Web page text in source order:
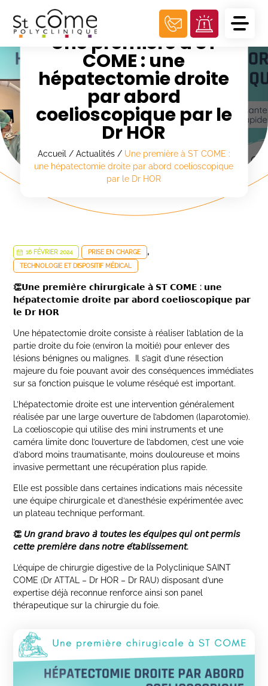
Une première à ST
COME : une
hépatectomie droite
par abord
coelioscopique par le
Dr HOR
Accueil / Actualités/ Une première à ST COME :
une hépatectomie droite par abord coelioscopique
par le Dr HOR
16 FÉVRIER 2024 PRISE EN CHARGE ,
TECHNOLOGIE ET DISPOSITIF MÉDICAL
👏𝗨𝗻𝗲 𝗽𝗿𝗲𝗺𝗶𝗲𝗿𝗲 𝗰𝗵𝗶𝗿𝘂𝗿𝗴𝗶𝗰𝗮𝗹𝗲 𝗮 𝗦𝗧 𝗖𝗢𝗠𝗘 : 𝘂𝗻𝗲
𝗵𝗲𝗽𝗮𝘁𝗲𝗰𝘁𝗼𝗺𝗶𝗲 𝗱𝗿𝗼𝗶𝘁𝗲 𝗽𝗮𝗿 𝗮𝗯𝗼𝗿𝗱 𝗰𝗼𝗲𝗹𝗶𝗼𝘀𝗰𝗼𝗽𝗶𝗾𝘂𝗲 𝗽𝗮𝗿
𝗹𝗲 𝗗𝗿 𝗛𝗢𝗥
Une hépatectomie droite consiste à réaliser l’ablation de la
partie droite du foie (environ la moitié) pour enlever des
lésions bénignes ou malignes. Il s’agit d’une résection
majeure du foie pouvant avoir des conséquences immédiates
sur sa fonction puisque le volume réséqué est important.
L’hépatectomie droite est une intervention généralement
réalisée par une large ouverture de l’abdomen (laparotomie).
La cœlioscopie qui utilise des mini instruments et une
caméra limite donc l’ouverture de l’abdomen, c’est une voie
d’abord moins traumatisante, moins douloureuse et moins
invasive permettant une récupération plus rapide.
Elle est possible dans certaines indications mais nécessite
une équipe chirurgicale et d’anesthésie expérimentée avec
un plateau technique performant.
👏 𝘜𝘯 𝘨𝘳𝘢𝘯𝘥 𝘣𝘳𝘢𝘷𝘰 𝘢 𝘵𝘰𝘶𝘵𝘦𝘴 𝘭𝘦𝘴 𝘦𝘲𝘶𝘪𝘱𝘦𝘴 𝘲𝘶𝘪 𝘰𝘯𝘵 𝘱𝘦𝘳𝘮𝘪𝘴
𝘤𝘦𝘵𝘵𝘦 𝘱𝘳𝘦𝘮𝘪𝘦𝘳𝘦 𝘥𝘢𝘯𝘴 𝘯𝘰𝘵𝘳𝘦 𝘦𝘵𝘢𝘣𝘭𝘪𝘴𝘴𝘦𝘮𝘦𝘯𝘵.
L’équipe de chirurgie digestive de la Polyclinique SAINT
COME (Dr ATTAL – Dr HOR – Dr RAU) disposant d’une
expertise déjà reconnue renforce ainsi son panel
thérapeutique sur la chirurgie du foie.